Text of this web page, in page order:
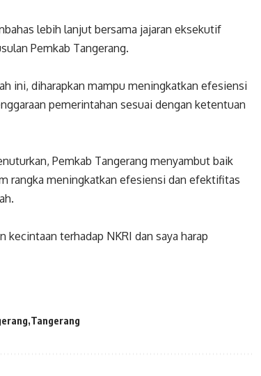
lebih lanjut bersama jajaran eksekutif
Pemkab Tangerang.
ini, diharapkan mampu meningkatkan efesiensi
pemerintahan sesuai dengan ketentuan
Pemkab Tangerang menyambut baik
rangka meningkatkan efesiensi dan efektifitas
terhadap NKRI dan saya harap
Tangerang